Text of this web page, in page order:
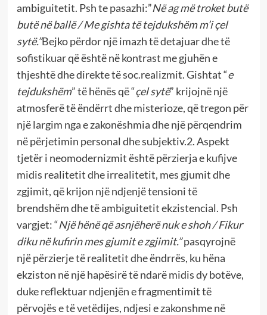
ambiguitetit. Psh te pasazhi:”Në ag më troket butë
butë në ballë / Me gishta të tejdukshëm m’i çel
sytë.”Bejko përdor një imazh të detajuar dhe të
sofistikuar që është në kontrast me gjuhën e
thjeshtë dhe direkte të soc.realizmit. Gishtat “e
tejdukshëm” të hënës që “çel sytë” krijojnë një
atmosferë të ëndërrt dhe misterioze, që tregon për
një largim nga e zakonëshmia dhe një përqendrim
në përjetimin personal dhe subjektiv.2. Aspekt
tjetër i neomodernizmit është përzierja e kufijve
midis realitetit dhe irrealitetit, mes gjumit dhe
zgjimit, që krijon një ndjenjë tensioni të
brendshëm dhe të ambiguitetit ekzistencial. Psh
vargjet: “Një hënë që asnjëherë nuk e shoh / Fikur
diku në kufirin mes gjumit e zgjimit.”pasqyrojnë
një përzierje të realitetit dhe ëndrrës, ku hëna
ekziston në një hapësirë të ndarë midis dy botëve,
duke reflektuar ndjenjën e fragmentimit të
përvojës e të vetëdijes, ndjesi e zakonshme në